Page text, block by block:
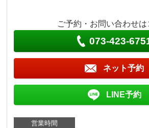
ご予約・お問い合わせは
073-423-
ネット予約
LINE予約
営業時間